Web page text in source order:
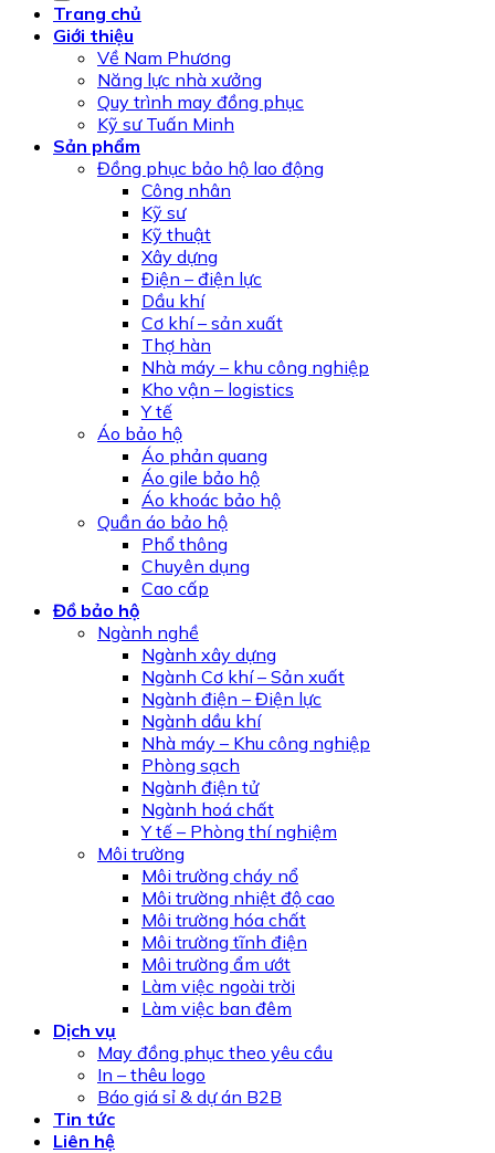
Trang chủ
Giới thiệu
Về Nam Phương
Năng lực nhà xưởng
Quy trình may đồng phục
Kỹ sư Tuấn Minh
Sản phẩm
Đồng phục bảo hộ lao động
Công nhân
Kỹ sư
Kỹ thuật
Xây dựng
Điện – điện lực
Dầu khí
Cơ khí – sản xuất
Thợ hàn
Nhà máy – khu công nghiệp
Kho vận – logistics
Y tế
Áo bảo hộ
Áo phản quang
Áo gile bảo hộ
Áo khoác bảo hộ
Quần áo bảo hộ
Phổ thông
Chuyên dụng
Cao cấp
Đồ bảo hộ
Ngành nghề
Ngành xây dựng
Ngành Cơ khí – Sản xuất
Ngành điện – Điện lực
Ngành dầu khí
Nhà máy – Khu công nghiệp
Phòng sạch
Ngành điện tử
Ngành hoá chất
Y tế – Phòng thí nghiệm
Môi trường
Môi trường cháy nổ
Môi trường nhiệt độ cao
Môi trường hóa chất
Môi trường tĩnh điện
Môi trường ẩm ướt
Làm việc ngoài trời
Làm việc ban đêm
Dịch vụ
May đồng phục theo yêu cầu
In – thêu logo
Báo giá sỉ & dự án B2B
Tin tức
Liên hệ